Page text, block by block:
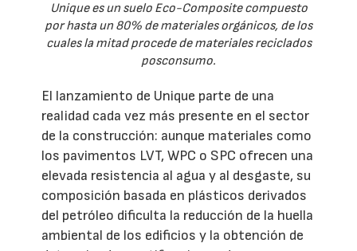
Unique es un suelo Eco-Composite compuesto
por hasta un 80% de materiales orgánicos, de los
cuales la mitad procede de materiales reciclados
posconsumo.
El lanzamiento de Unique parte de una
realidad cada vez más presente en el sector
de la construcción: aunque materiales como
los pavimentos LVT, WPC o SPC ofrecen una
elevada resistencia al agua y al desgaste, su
composición basada en plásticos derivados
del petróleo dificulta la reducción de la huella
ambiental de los edificios y la obtención de